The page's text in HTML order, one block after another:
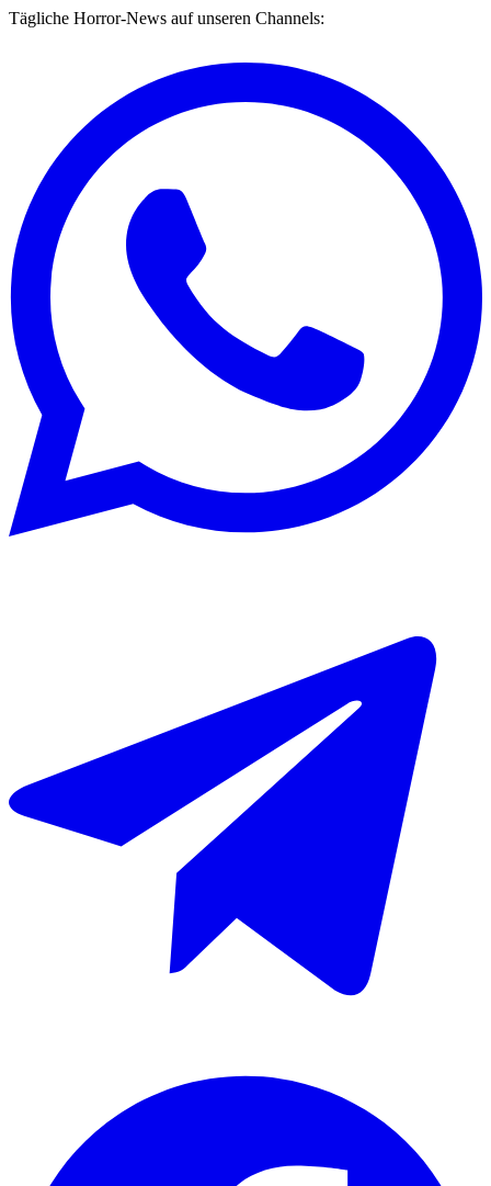
Tägliche Horror-News auf unseren Channels: